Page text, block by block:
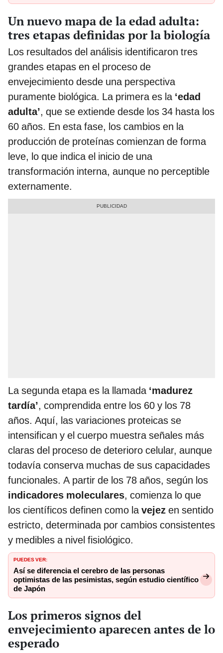
Un nuevo mapa de la edad adulta:
tres etapas definidas por la biología
Los resultados del análisis identificaron tres
grandes etapas en el proceso de
envejecimiento desde una perspectiva
puramente biológica. La primera es la ‘edad
adulta’, que se extiende desde los 34 hasta los
60 años. En esta fase, los cambios en la
producción de proteínas comienzan de forma
leve, lo que indica el inicio de una
transformación interna, aunque no perceptible
externamente.
La segunda etapa es la llamada ‘madurez
tardía’, comprendida entre los 60 y los 78
años. Aquí, las variaciones proteicas se
intensifican y el cuerpo muestra señales más
claras del proceso de deterioro celular, aunque
todavía conserva muchas de sus capacidades
funcionales. A partir de los 78 años, según los
indicadores moleculares, comienza lo que
los científicos definen como lavejez en sentido
estricto, determinada por cambios consistentes
y medibles a nivel fisiológico.
PUEDES VER:
Así se diferencia el cerebro de las personas
optimistas de las pesimistas, según estudio científico
de Japón
Los primeros signos del
envejecimiento aparecen antes de lo
esperado